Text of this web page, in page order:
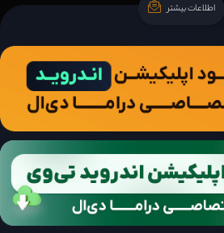
اطلاعات بیشتر